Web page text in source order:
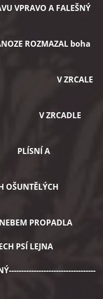
VPRAVO A FALEŠNÝ
ROZMAZAL boha
A
OŠUNTĚLÝCH
PROPADLA
LEJNA